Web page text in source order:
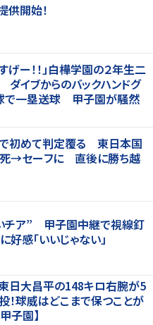
供開始！
すげー！！」白樺学園の２年生二
イブからのバックハンドグ
で一塁送球 甲子園が騒然
初めて判定覆る 東日本国
→セーフに 直後に勝ち越
チア” 甲子園中継で視線釘
感「いいじゃない」
日大昌平の148キロ右腕が5
！球威はどこまで保つことが
子園】